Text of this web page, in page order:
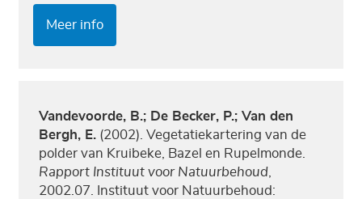
Meer info
Vandevoorde, B.; De Becker, P.; Van den
Bergh, E. (2002). Vegetatiekartering van de
polder van Kruibeke, Bazel en Rupelmonde.
Rapport Instituut voor Natuurbehoud
2002.07. Instituut voor Natuurbehoud: